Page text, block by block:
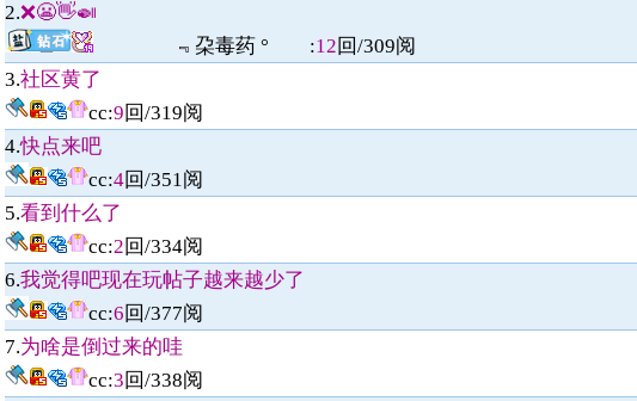
2.❌😬👋🍛
﹃朶毒药 ° :12回/309阅
3.社区黄了
cc:9回/319阅
4.快点来吧
cc:4回/351阅
5.看到什么了
cc:2回/334阅
6.我觉得吧现在玩帖子越来越少了
cc:6回/377阅
7.为啥是倒过来的哇
cc:3回/338阅